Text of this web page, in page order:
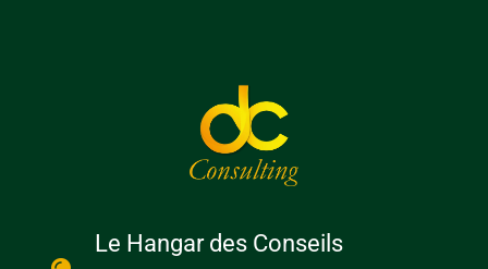
Le Hangar des Conseils